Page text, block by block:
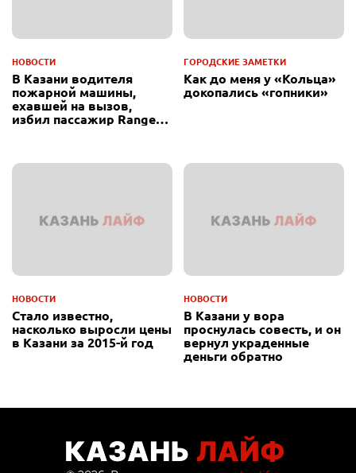
НОВОСТИ
В Казани водителя
пожарной машины,
ехавшей на вызов,
избил пассажир Range
ГОРОДСКИЕ ЗАМЕТКИ
Как до меня у «Кольца»
докопались «гопники»
НОВОСТИ
Стало известно,
насколько выросли цены
в Казани за 2015-й год
НОВОСТИ
В Казани у вора
проснулась совесть, и он
вернул украденные
деньги обратно